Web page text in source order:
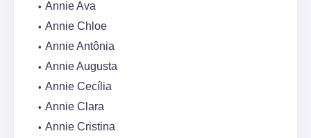
Annie Ava
Annie Chloe
Annie Antônia
Annie Augusta
Annie Cecília
Annie Clara
Annie Cristina